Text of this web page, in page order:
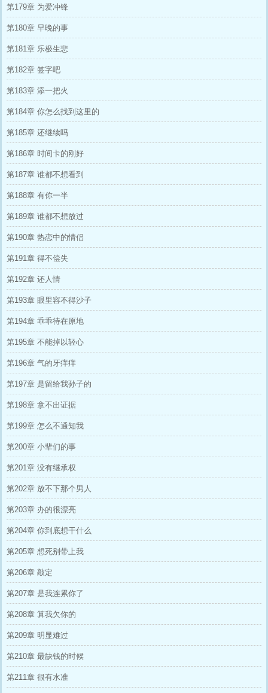
第179章 为爱冲锋
第180章 早晚的事
第181章 乐极生悲
第182章 签字吧
第183章 添一把火
第184章 你怎么找到这里的
第185章 还继续吗
第186章 时间卡的刚好
第187章 谁都不想看到
第188章 有你一半
第189章 谁都不想放过
第190章 热恋中的情侣
第191章 得不偿失
第192章 还人情
第193章 眼里容不得沙子
第194章 乖乖待在原地
第195章 不能掉以轻心
第196章 气的牙痒痒
第197章 是留给我孙子的
第198章 拿不出证据
第199章 怎么不通知我
第200章 小辈们的事
第201章 没有继承权
第202章 放不下那个男人
第203章 办的很漂亮
第204章 你到底想干什么
第205章 想死别带上我
第206章 敲定
第207章 是我连累你了
第208章 算我欠你的
第209章 明显难过
第210章 最缺钱的时候
第211章 很有水准